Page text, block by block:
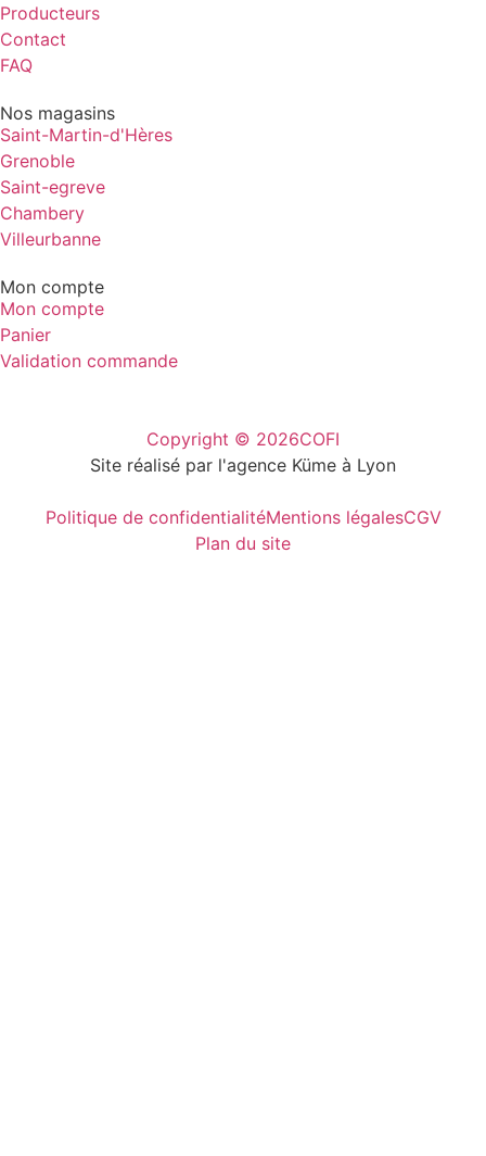
Producteurs
Contact
FAQ
Nos magasins
Saint-Martin-d'Hères
Grenoble
Saint-egreve
Chambery
Villeurbanne
Mon compte
Mon compte
Panier
Validation commande
Copyright © 2026COFI
Site réalisé par l'agence Küme à Lyon
Politique de confidentialitéMentions légalesCGV
Plan du site